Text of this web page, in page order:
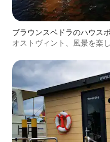
ブラウンスベドラのハウス
オストヴィント、風景を楽